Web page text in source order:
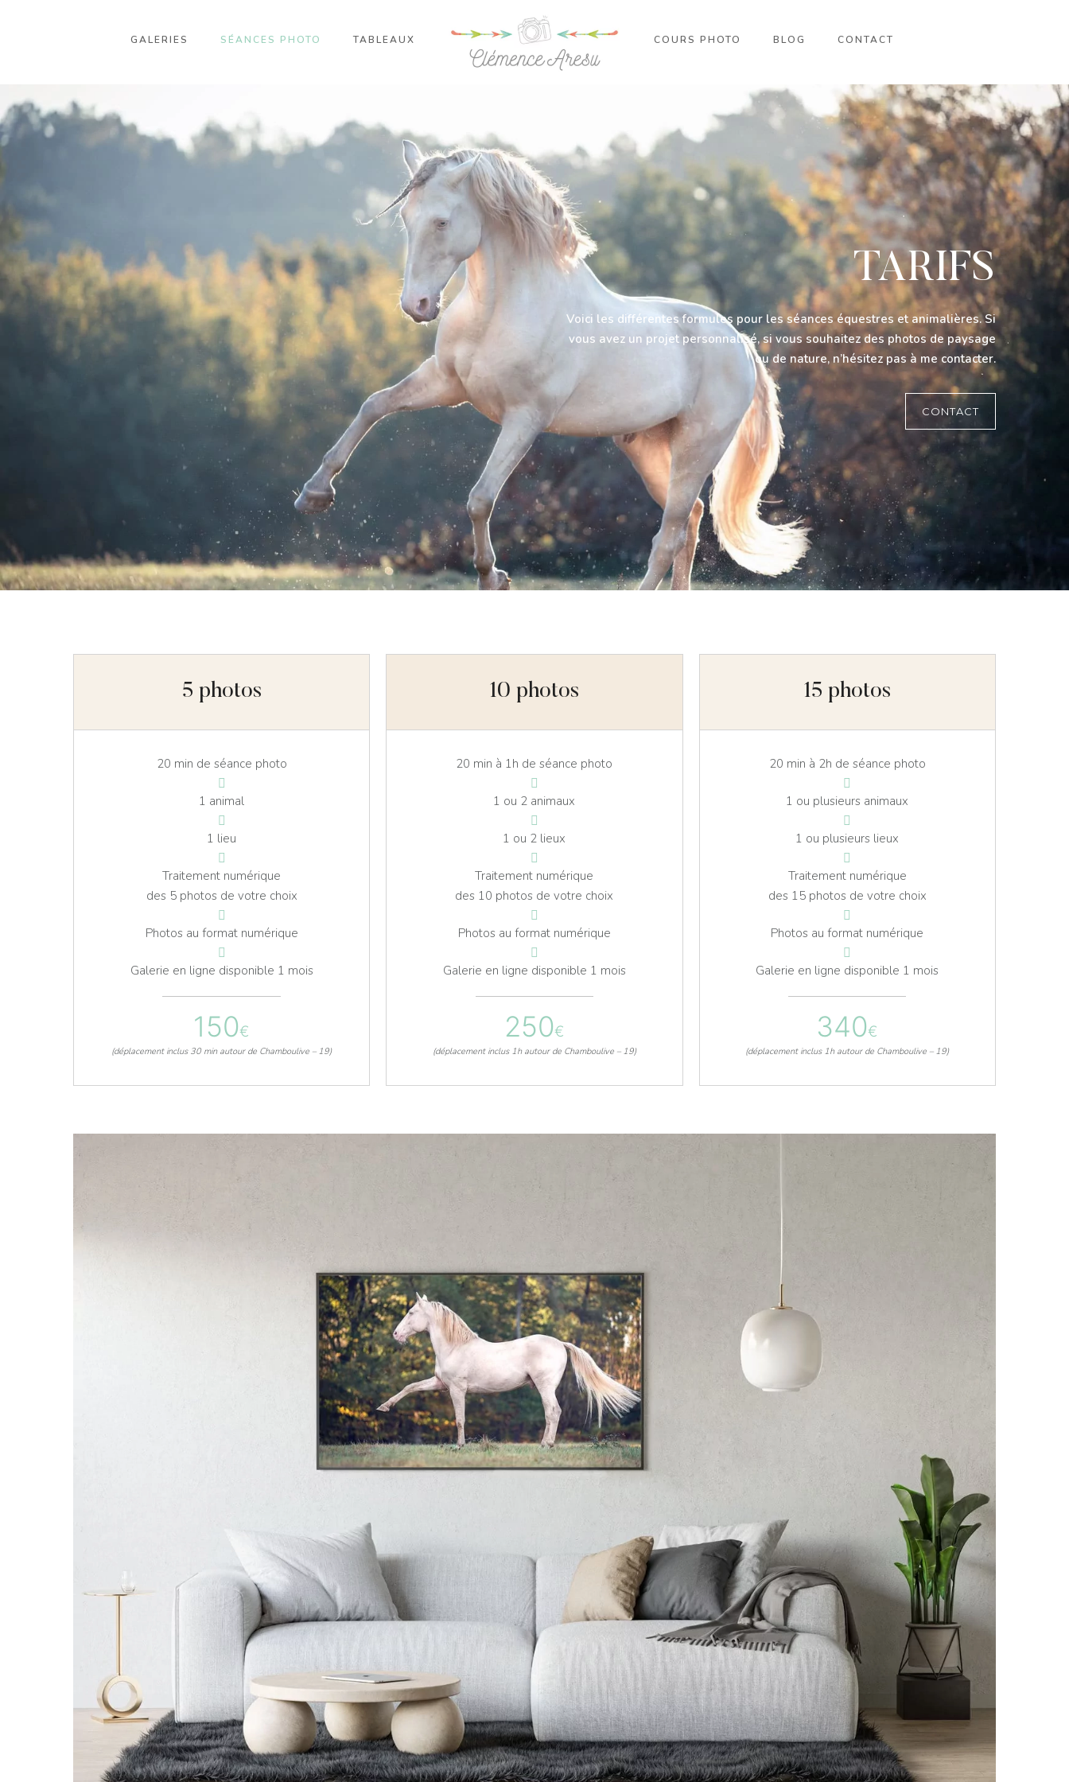
GALERIES SÉANCES PHOTO TABLEAUX COURS PHOTO BLOG CONTACT
TARIFS
Voici les différentes formules pour les séances équestres et animalières. Si
vous avez un projet personnalisé, si vous souhaitez des photos de paysage
ou de nature, n’hésitez pas à me contacter.
CONTACT
5 photos
20 min de séance photo
1 animal
1 lieu
Traitement numérique
des 5 photos de votre choix
Photos au format numérique
Galerie en ligne disponible 1 mois
150€
(déplacement inclus 30 min autour de Chamboulive – 19)
10 photos
20 min à 1h de séance photo
1 ou 2 animaux
1 ou 2 lieux
Traitement numérique
des 10 photos de votre choix
Photos au format numérique
Galerie en ligne disponible 1 mois
250€
(déplacement inclus 1h autour de Chamboulive – 19)
15 photos
20 min à 2h de séance photo
1 ou plusieurs animaux
1 ou plusieurs lieux
Traitement numérique
des 15 photos de votre choix
Photos au format numérique
Galerie en ligne disponible 1 mois
340€
(déplacement inclus 1h autour de Chamboulive – 19)